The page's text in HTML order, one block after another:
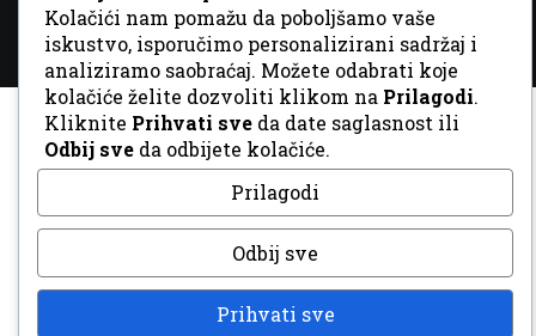
Kolačići nam pomažu da poboljšamo vaše
iskustvo, isporučimo personalizirani sadržaj i
analiziramo saobraćaj. Možete odabrati koje
kolačiće želite dozvoliti klikom na Prilagodi.
Kliknite Prihvati sve da date saglasnost ili
Odbij sve da odbijete kolačiće.
Prilagodi
Odbij sve
Prihvati sve